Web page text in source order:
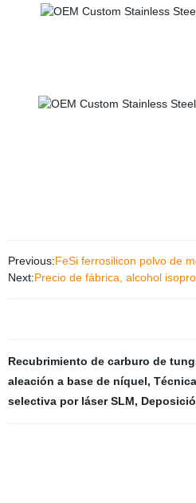
Previous:FeSi ferrosilicon polvo de
Next:Precio de fábrica, alcohol
Recubrimiento de carburo de
aleación a base de níquel,
selectiva por láser SLM,